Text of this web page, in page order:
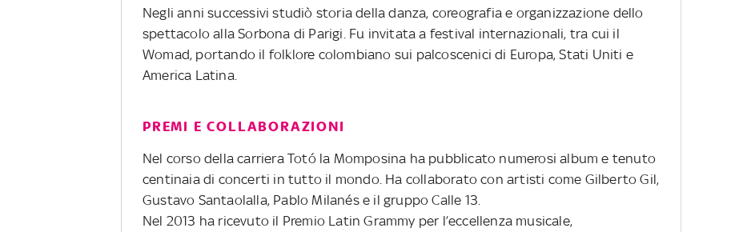
Negli anni successivi studiò storia della danza, coreografia e organizzazione dello
spettacolo alla Sorbona di Parigi. Fu invitata a festival internazionali, tra cui il
Womad, portando il folklore colombiano sui palcoscenici di Europa, Stati Uniti e
America Latina.
PREMI E COLLABORAZIONI
Nel corso della carriera Totó la Momposina ha pubblicato numerosi album e tenuto
centinaia di concerti in tutto il mondo. Ha collaborato con artisti come Gilberto Gil,
Gustavo Santaolalla, Pablo Milanés e il gruppo Calle 13.
Nel 2013 ha ricevuto il Premio Latin Grammy per l’eccellenza musicale,